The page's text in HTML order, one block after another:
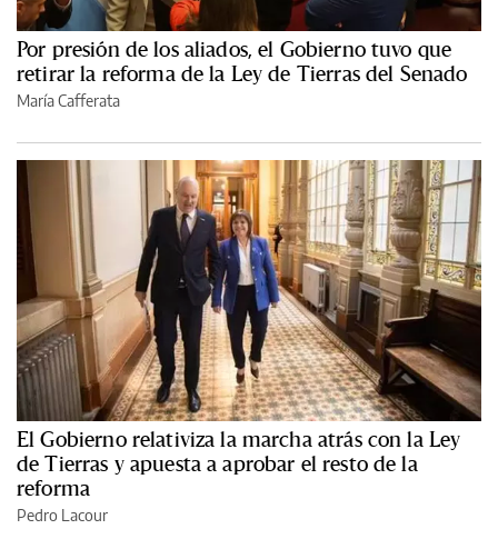
Por presión de los aliados, el Gobierno tuvo que
retirar la reforma de la Ley de Tierras del Senado
María Cafferata
El Gobierno relativiza la marcha atrás con la Ley
de Tierras y apuesta a aprobar el resto de la
reforma
Pedro Lacour